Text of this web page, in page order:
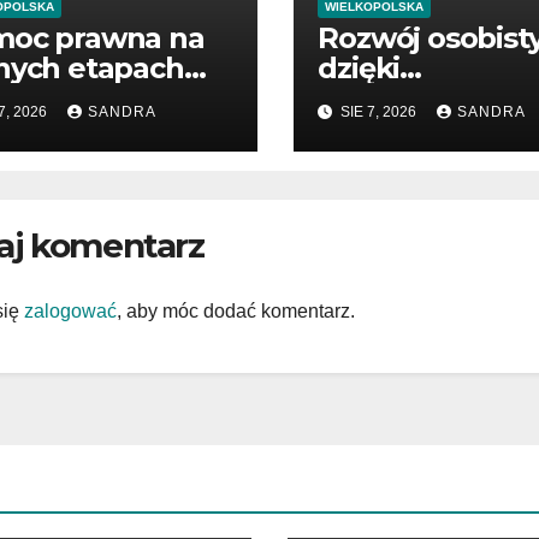
prawna na
etapach
2026 SANDRA
WIELKOPOLSKA
Rozwój
dzięki
wartościowym
publikacjom
SIE 7, 2026 SANDRA
komentarz
zalogować, aby móc dodać komentarz.